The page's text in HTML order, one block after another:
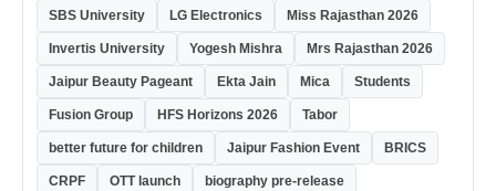
SBS University LG Electronics Miss Rajasthan 2026
Invertis University Yogesh Mishra Mrs Rajasthan 2026
Jaipur Beauty Pageant Ekta Jain Mica Students
Fusion Group HFS Horizons 2026 Tabor
better future for children Jaipur Fashion Event BRICS
CRPF OTT launch biography pre-release